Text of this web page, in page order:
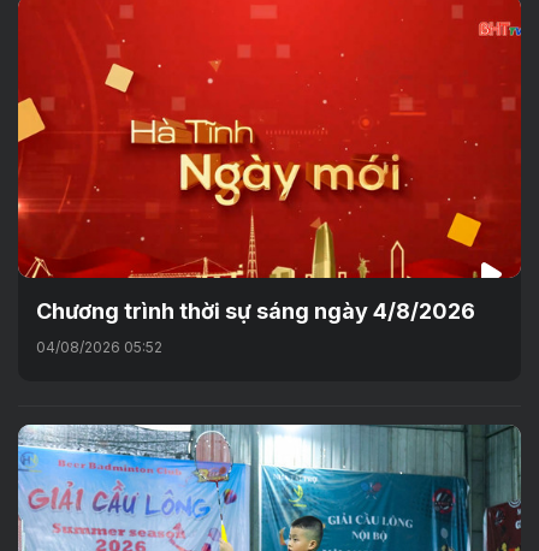
Chương trình thời sự sáng ngày 4/8/2026
04/08/2026 05:52